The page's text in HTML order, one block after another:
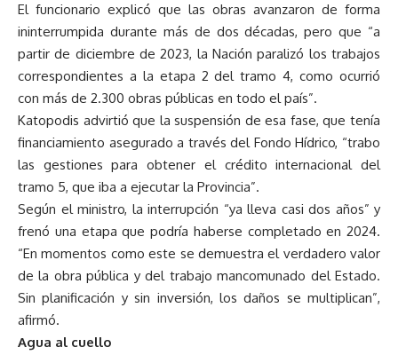
El funcionario explicó que las obras avanzaron de forma
ininterrumpida durante más de dos décadas, pero que “a
partir de diciembre de 2023, la Nación paralizó los trabajos
correspondientes a la etapa 2 del tramo 4, como ocurrió
con más de 2.300 obras públicas en todo el país”.
Katopodis advirtió que la suspensión de esa fase, que tenía
financiamiento asegurado a través del Fondo Hídrico, “trabo
las gestiones para obtener el crédito internacional del
tramo 5, que iba a ejecutar la Provincia”.
Según el ministro, la interrupción “ya lleva casi dos años” y
frenó una etapa que podría haberse completado en 2024.
“En momentos como este se demuestra el verdadero valor
de la obra pública y del trabajo mancomunado del Estado.
Sin planificación y sin inversión, los daños se multiplican”,
afirmó.
Agua al cuello